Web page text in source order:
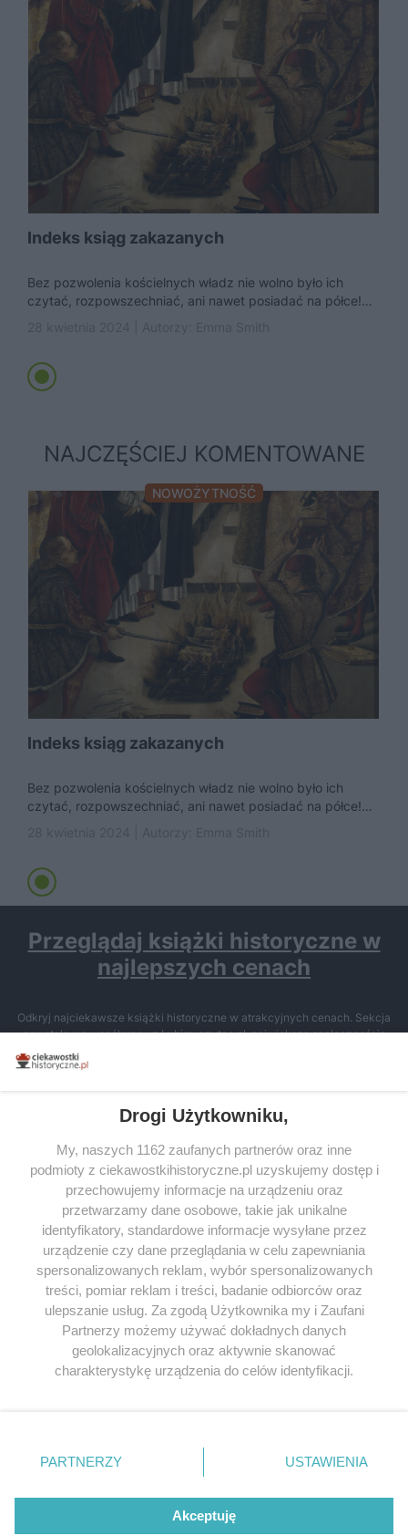
Indeks ksiąg zakazanych
Bez pozwolenia kościelnych władz nie wolno było ich
czytać, rozpowszechniać, ani nawet posiadać na półce!
NAJCZĘŚCIEJ KOMENTOWANE
NOWOŻYTNOŚĆ
Indeks ksiąg zakazanych
Bez pozwolenia kościelnych władz nie wolno było ich
czytać, rozpowszechniać, ani nawet posiadać na półce!
Przeglądaj książki historyczne w
najlepszych cenach
Odkryj najciekawsze książki historyczne w atrakcyjnych cenach. Sekcja
powstała we współpracy z Lubimyczytac.pl, największą społecznością
miłośników literatury w Polsce – dzięki temu możesz wybierać spośród
tytułów najwyżej ocenianych przez czytelników.
SERWIS
SPOŁECZNOŚĆ
WSPÓŁPRACA
KONTAKT
ODWIEDŹ RÓWNIEŻ:
Drogi Użytkowniku,
My, naszych 1162 zaufanych partnerów oraz inne
podmioty z ciekawostkihistoryczne.pl uzyskujemy dostęp i
przechowujemy informacje na urządzeniu oraz
przetwarzamy dane osobowe, takie jak unikalne
identyfikatory, standardowe informacje wysyłane przez
urządzenie czy dane przeglądania w celu zapewniania
spersonalizowanych reklam, wybór spersonalizowanych
treści, pomiar reklam i treści, badanie odbiorców oraz
ulepszanie usług. Za zgodą Użytkownika my i Zaufani
Partnerzy możemy używać dokładnych danych
geolokalizacyjnych oraz aktywnie skanować
charakterystykę urządzenia do celów identyfikacji.
zmienić/wycofać klikając przycisk ustawień prywatności
znajdujący się w lewym dolnym rogu strony
. Niektóre
użytkownika, ale masz prawo sprzeciwić się takiemu
przetwarzaniu. Preferencje będą miały zastosowania tylko
PARTNERZY USTAWIENIA
Akceptuję